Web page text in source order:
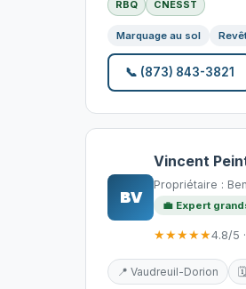
RBQ CNESST
Marquage au sol
📞 (873) 843-3821
BV
Vincent
Propriétaire :
💼 Expert
★★★★★4.8/5
📍 Vaudreuil-Dorion